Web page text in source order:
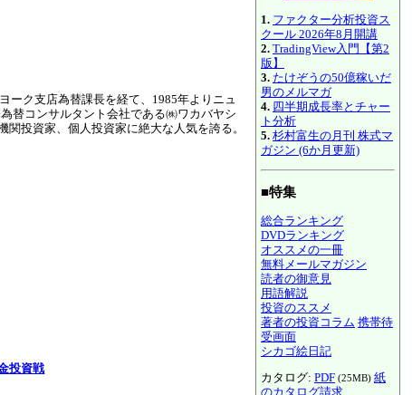
ーク支店為替課長を経て、1985年よりニュ
替コンサルタント会社である㈱ワカバヤシ
投資家、個人投資家に絶大な人気を誇る。
投資戦
1. ファクター分析投資ス
クール 2026年8月開講
2. TradingView入門【第2
版】
3. たけぞうの50億稼いだ
男のメルマガ
4. 四半期成長率とチャー
ト分析
5. 杉村富生の月刊 株式マ
ガジン (6か月更新)
■特集
総合ランキング
DVDランキング
オススメの一冊
無料メールマガジン
読者の御意見
用語解説
投資のススメ
著者の投資コラム 携帯待
受画面
シカゴ絵日記
カタログ: PDF (25MB) 紙
のカタログ請求